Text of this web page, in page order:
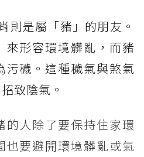
則是屬「豬」的朋友。
來形容環境髒亂，而豬
污穢。這種穢氣與煞氣
致陰氣。
的人除了要保持住家環
也要避開環境髒亂或氣